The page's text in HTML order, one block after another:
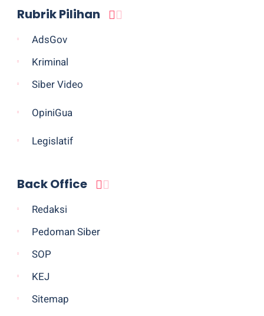
Rubrik Pilihan
AdsGov
Kriminal
Siber Video
OpiniGua
Legislatif
Back Office
Redaksi
Pedoman Siber
SOP
KEJ
Sitemap